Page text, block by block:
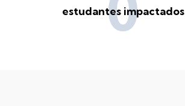
estudantes impactados